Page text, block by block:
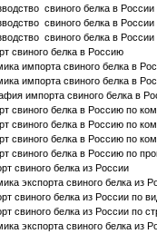
свиного белка в
свиного белка в
свиного белка в
свиного белка в Россию
импорта свиного белка в
импорта свиного белка в
импорта свиного белка в
свиного белка в Россию по
свиного белка в Россию по
свиного белка в Россию по
свиного белка в Россию по
свиного белка из России
экспорта свиного белка из
свиного белка из России по
свиного белка из России по
экспорта свиного белка из